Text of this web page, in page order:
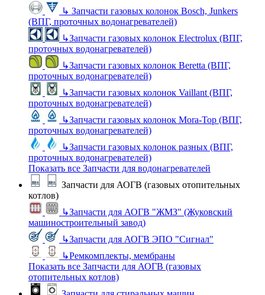
↳ Запчасти газовых колонок Bosch, Junkers
(ВПГ, проточных водонагревателей)
↳Запчасти газовых колонок Electrolux (ВПГ,
проточных водонагревателей)
↳Запчасти газовых колонок Beretta (ВПГ,
проточных водонагревателей)
↳Запчасти газовых колонок Vaillant (ВПГ,
проточных водонагревателей)
↳Запчасти газовых колонок Mora-Top (ВПГ,
проточных водонагревателей)
↳Запчасти газовых колонок разных (ВПГ,
проточных водонагревателей)
Показать все Запчасти для водонагревателей
Запчасти для АОГВ (газовых отопительных
котлов)
↳Запчасти для АОГВ "ЖМЗ" (Жуковский
машиностроительный завод)
↳Запчасти для АОГВ ЭПО "Сигнал"
↳Ремкомплекты, мембраны
Показать все Запчасти для АОГВ (газовых
отопительных котлов)